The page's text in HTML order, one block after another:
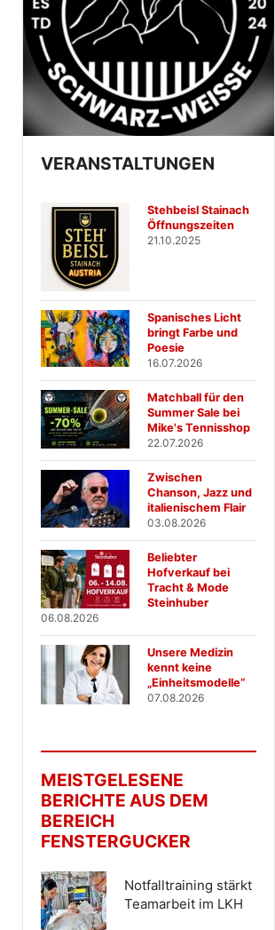
VERANSTALTUNGEN
Stehbeisl Stainach
Öffnungszeiten
21.10.2025
Spanisches Licht
bringt Farbe und
Poesie
16.07.2026
Matchball für den
Summer Sale bei
Mike's Tennisshop
22.07.2026
Zwischen
Chanson, Jazz und
italienischem Flair
03.08.2026
Beliebter
Hofverkauf bei
Tracht & Mode
Steinhuber
06.08.2026
Unsere Medizin
kennt keine
„Einheitsmodelle“
07.08.2026
MEISTGELESENE
BERICHTE AUS DEM
BEREICH
FENSTERGUCKER
Notfalltraining stärkt
Teamarbeit im LKH